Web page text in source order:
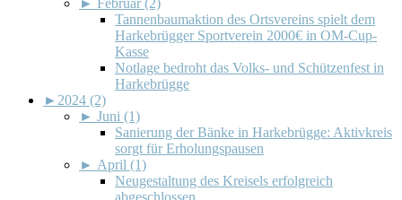
Tannenbaumaktion des Ortsvereins spielt dem
Harkebrügger Sportverein 2000€ in OM-Cup-
Kasse
Notlage bedroht das Volks- und Schützenfest in
Harkebrügge
► 2024 (2)
► Juni (1)
Sanierung der Bänke in Harkebrügge: Aktivkreis
sorgt für Erholungspausen
► April (1)
Neugestaltung des Kreisels erfolgreich
abgeschlossen